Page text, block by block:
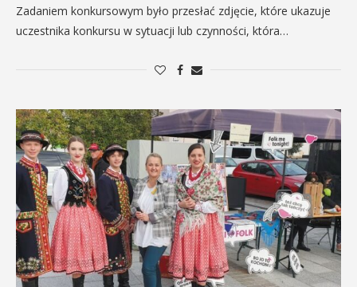
Zadaniem konkursowym było przesłać zdjęcie, które ukazuje
uczestnika konkursu w sytuacji lub czynności, która…